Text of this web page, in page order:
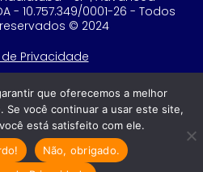
- 10.757.349/0001-26 - Todos
© 2024
Privacidade
por GRUPO DPG
que oferecemos a melhor
Se você continuar a usar este site,
está satisfeito com ele.
Não, obrigado.